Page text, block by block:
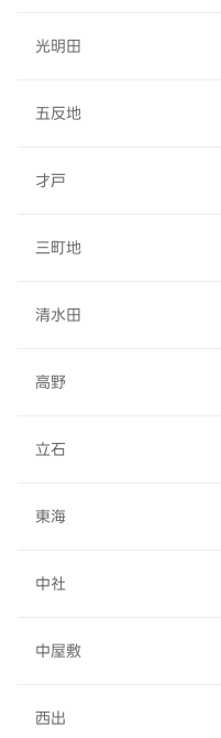
光明田
五反地
才戸
三町地
清水田
高野
立石
東海
中社
中屋敷
西出